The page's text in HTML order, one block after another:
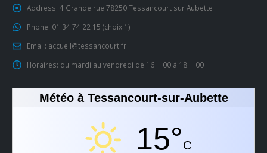
Address: 4 Grande rue 78250 Tessancourt sur Aubette
Phone: 01 34 74 22 15 (choix 1)
Email: accueil@tessancourt.fr
Horaires: du mardi au vendredi de 16 H 00 à 18 H 00
Météo à Tessancourt-sur-Aubette
15°C